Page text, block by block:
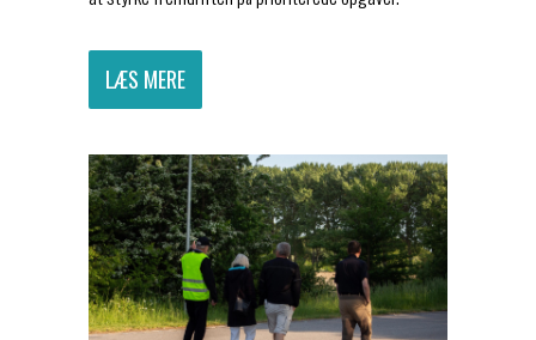
LÆS MERE